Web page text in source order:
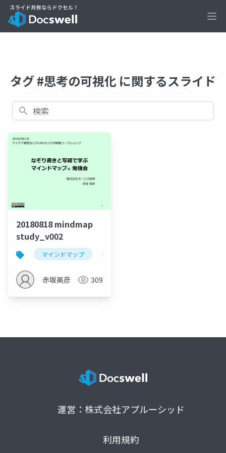
タグ #思考の可視化 に関するスライド
検索
20180818 mindmap
study_v002
マインドマップ
赤坂英彦 309
運営：株式会社アプルーシッド
利用規約